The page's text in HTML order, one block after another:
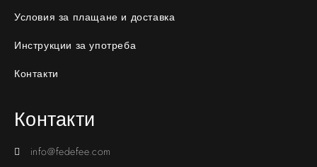
Условия за плащане и доставка
Инструкции за употреба
Контакти
Контакти
info@fedefee.com